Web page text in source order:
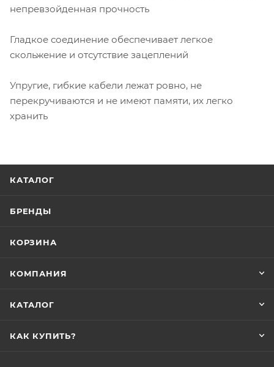
непревзойденная прочность
Гладкое соединение обеспечивает легкое
скольжение и отсутствие зацеплений
Упругие, гибкие кабели лежат ровно, не
перекручиваются и не имеют памяти, их легко
хранить
КАТАЛОГ
БРЕНДЫ
КОРЗИНА
КОМПАНИЯ
КАТАЛОГ
КАК КУПИТЬ?